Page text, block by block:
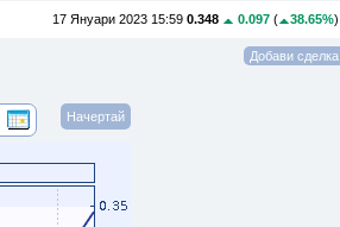
17 Януари 2023 15:59 0.348 0.097 ( 38.65%)